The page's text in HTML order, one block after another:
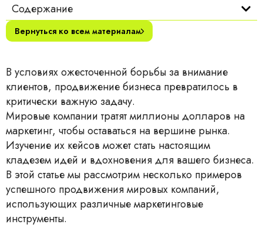
Содержание
Вернуться ко всем материалам
В условиях ожесточенной борьбы за внимание
клиентов, продвижение бизнеса превратилось в
критически важную задачу.
Мировые компании тратят миллионы долларов на
маркетинг, чтобы оставаться на вершине рынка.
Изучение их кейсов может стать настоящим
кладезем идей и вдохновения для вашего бизнеса.
В этой статье мы рассмотрим несколько примеров
успешного продвижения мировых компаний,
использующих различные маркетинговые
инструменты.